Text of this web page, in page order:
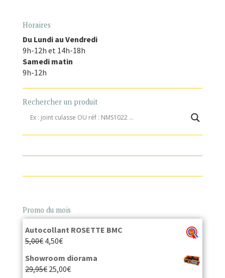
Horaires
Du Lundi au Vendredi
9h-12h et 14h-18h
Samedi matin
9h-12h
Rechercher un produit
Promo du mois
Autocollant ROSETTE BMC
5,00€ 4,50€
Showroom diorama
29,95€ 25,00€